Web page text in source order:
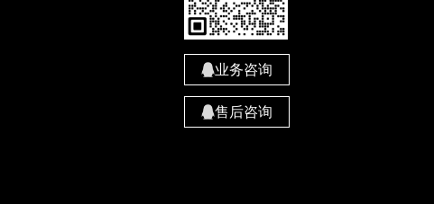
业务咨询
售后咨询